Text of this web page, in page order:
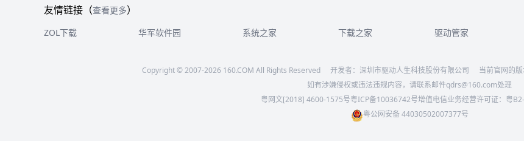
友情链接（查看更多）
ZOL下载 华军软件园 系统之家 下载之家 驱动管家
Copyright © 2007-2026 160.COM All Rights Reserved 开发者：深圳市驱动人生科技股份有限公司 当前官网的版
如有涉嫌侵权或违法违规内容，请联系邮件qdrs@160.com处理
粤网文[2018] 4600-1575号粤ICP备10036742号增值电信业务经营许可证：粤
粤公网安备 44030502007377号